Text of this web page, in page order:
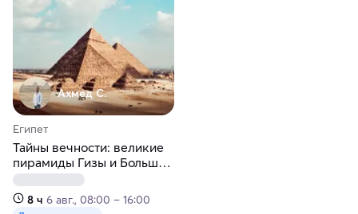
Ахмед С.
Египет
Тайны вечности: великие
пирамиды Гизы и Большой
Египетский музей
8 ч 6 авг., 08:00 – 16:00